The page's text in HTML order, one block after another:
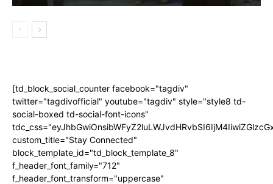
[td_block_social_counter facebook="tagdiv"
twitter="tagdivofficial" youtube="tagdiv" style="style8 td-
social-boxed td-social-font-icons"
custom_title="Stay Connected"
block_template_id="td_block_template_8"
f_header_font_family="712"
f_header_font_transform="uppercase"